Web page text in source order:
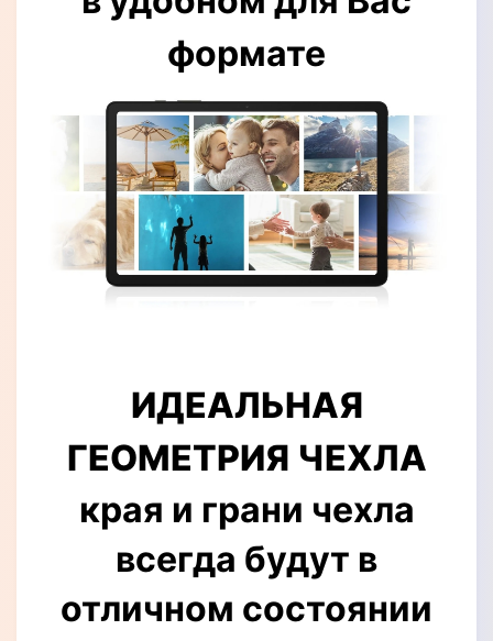
формате
ИДЕАЛЬНАЯ
ГЕОМЕТРИЯ ЧЕХЛА
края и грани чехла
всегда будут в
отличном состоянии